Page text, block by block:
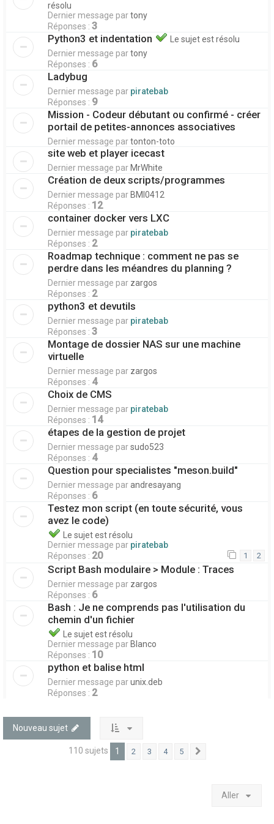
résolu
Dernier message partony
Réponses : 3
Python3 et indentation
Le sujet est résolu
Dernier message partony
Réponses : 6
Ladybug
Dernier message par piratebab
Réponses : 9
Mission - Codeur débutant ou confirmé - créer
portail de petites-annonces associatives
Dernier message partonton-toto
site web et player icecast
Dernier message par MrWhite
Création de deux scripts/programmes
Dernier message par BMI0412
Réponses : 12
container docker vers LXC
Dernier message par piratebab
Réponses : 2
Roadmap technique : comment ne pas se
perdre dans les méandres du planning ?
Dernier message par zargos
Réponses : 2
python3 et devutils
Dernier message par piratebab
Réponses : 3
Montage de dossier NAS sur une machine
virtuelle
Dernier message par zargos
Réponses : 4
Choix de CMS
Dernier message par piratebab
Réponses : 14
étapes de la gestion de projet
Dernier message parsudo523
Réponses : 4
Question pour specialistes "meson.build"
Dernier message parandresayang
Réponses : 6
Testez mon script (en toute sécurité, vous
avez le code)
Le sujet est résolu
Dernier message par piratebab
Réponses : 20 1 2
Script Bash modulaire > Module : Traces
Dernier message par zargos
Réponses : 6
Bash : Je ne comprends pas l'utilisation du
chemin d'un fichier
Le sujet est résolu
Dernier message par Blanco
Réponses : 10
python et balise html
Dernier message parunix.deb
Réponses : 2
Nouveau sujet
110 sujets 1 2 3 4 5
Aller